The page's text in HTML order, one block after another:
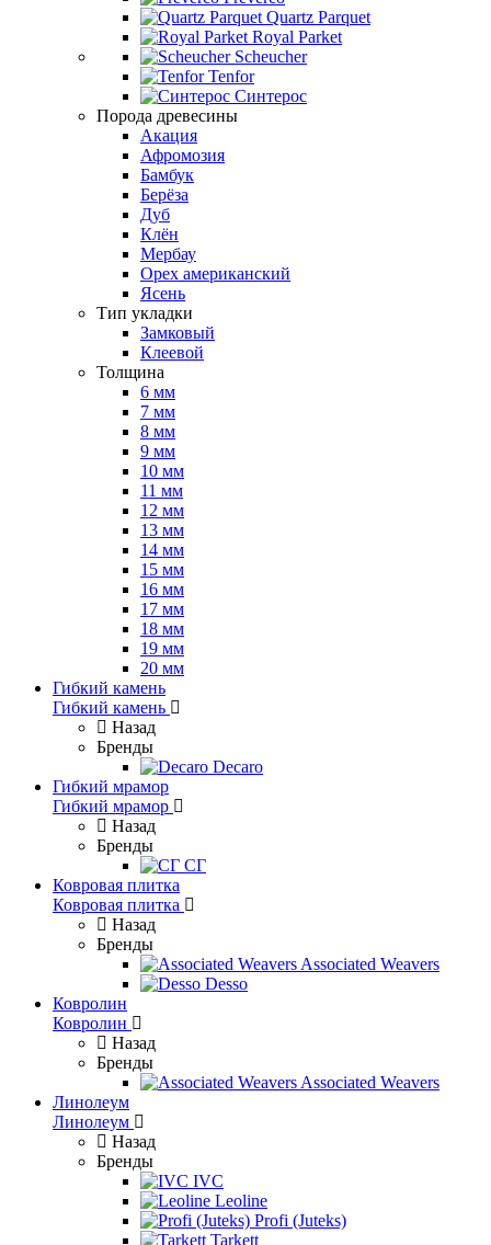
Quartz Parquet
Royal Parket
Scheucher
Tenfor
Синтерос
Порода древесины
Акация
Афромозия
Бамбук
Берёза
Дуб
Клён
Мербау
Орех американский
Ясень
Тип укладки
Замковый
Клеевой
Толщина
6 мм
7 мм
8 мм
9 мм
10 мм
11 мм
12 мм
13 мм
14 мм
15 мм
16 мм
17 мм
18 мм
19 мм
20 мм
Гибкий камень
Гибкий камень
Назад
Бренды
Decaro
Гибкий мрамор
Гибкий мрамор
Назад
Бренды
СГ
Ковровая плитка
Ковровая плитка
Назад
Бренды
Associated Weavers
Desso
Ковролин
Ковролин
Назад
Бренды
Associated Weavers
Линолеум
Линолеум
Назад
Бренды
IVC
Leoline
Profi (Juteks)
Tarkett